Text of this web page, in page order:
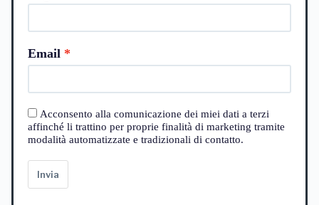
Email
Acconsento alla comunicazione dei miei dati a terzi
affinché li trattino per proprie finalità di marketing tramite
modalità automatizzate e tradizionali di contatto.
Invia